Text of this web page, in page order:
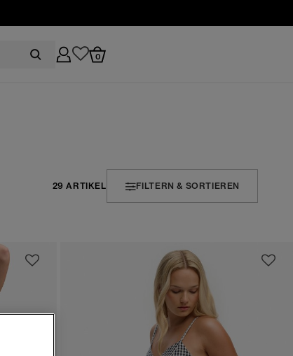
0
29 ARTIKEL FILTERN & SORTIEREN